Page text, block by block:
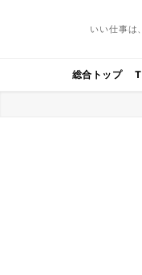
いい仕事は
総合トップ